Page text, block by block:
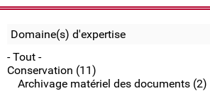
Domaine(s) d'expertise
- Tout -
Conservation (11)
Archivage matériel des documents (2)